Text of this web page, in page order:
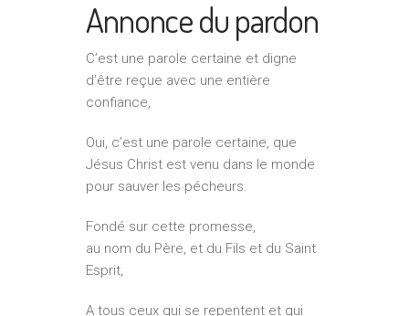
Annonce du pardon
C’est une parole certaine et digne
d’être reçue avec une entière
confiance,
Oui, c’est une parole certaine, que
Jésus Christ est venu dans le monde
pour sauver les pécheurs.
Fondé sur cette promesse,
au nom du Père, et du Fils et du Saint
Esprit,
A tous ceux qui se repentent et qui